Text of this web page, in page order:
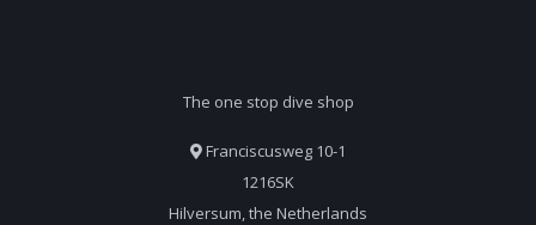
The one stop dive shop
Franciscusweg 10-1
1216SK
Hilversum, the Netherlands